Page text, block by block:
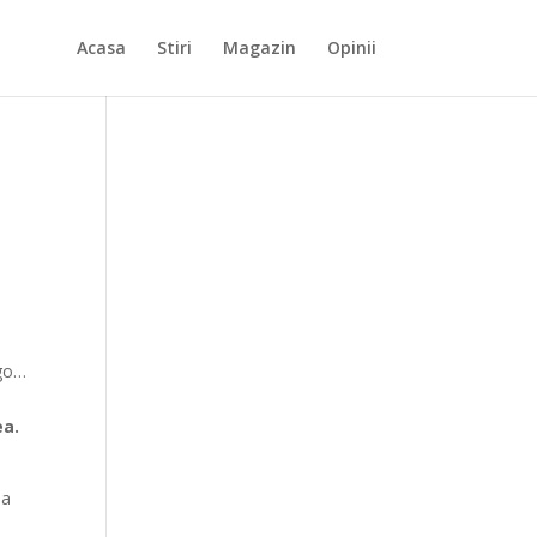
Acasa Stiri Magazin Opinii